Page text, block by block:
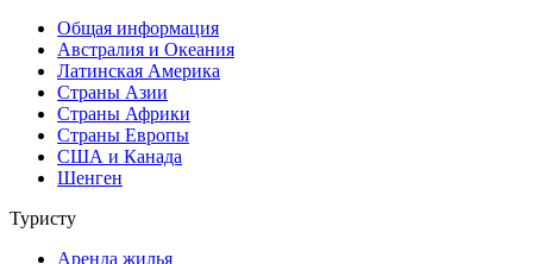
Общая информация
Австралия и Океания
Латинская Америка
Страны Азии
Страны Африки
Страны Европы
США и Канада
Шенген
Туристу
Аренда жилья